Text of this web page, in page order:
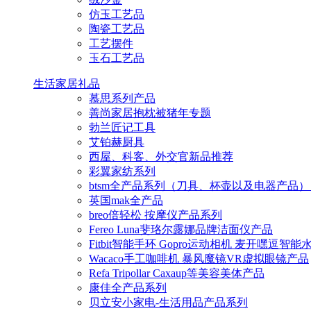
仿玉工艺品
陶瓷工艺品
工艺摆件
玉石工艺品
生活家居礼品
慕思系列产品
善尚家居抱枕被猪年专题
勃兰匠记工具
艾铂赫厨具
西屋、科客、外交官新品推荐
彩翼家纺系列
btsm全产品系列（刀具、杯壶以及电器产品）
英国mak全产品
breo倍轻松 按摩仪产品系列
Fereo Luna斐珞尔露娜品牌洁面仪产品
Fitbit智能手环 Gopro运动相机 麦开嘿逗智能
Wacaco手工咖啡机 暴风魔镜VR虚拟眼镜产品
Refa Tripollar Caxaup等美容美体产品
康佳全产品系列
贝立安小家电-生活用品产品系列